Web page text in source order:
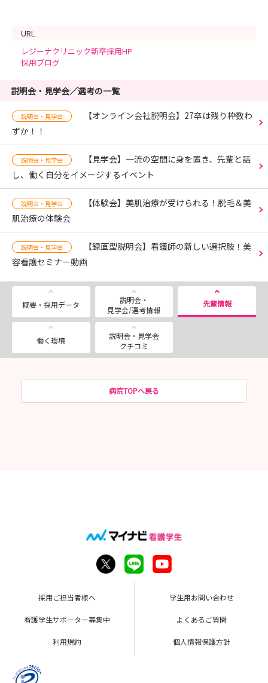
URL
レジーナクリニック新卒採用HP
採用ブログ
説明会・見学会／選考の一覧
説明会・見学会
【オンライン会社説明会】27卒は残り枠数わ
ずか！！
説明会・見学会
【見学会】一流の空間に身を置き、先輩と話
し、働く自分をイメージするイベント
説明会・見学会
【体験会】美肌治療が受けられる！脱毛＆美
肌治療の体験会
説明会・見学会
【録画型説明会】看護師の新しい選択肢！美
容看護セミナー動画
概要・採用データ
説明会・
見学会/選考情報
先輩情報
働く環境
説明会・見学会
クチコミ
病院TOPへ戻る
採用ご担当者様へ 学生用お問い合わせ
看護学生サポーター募集中 よくあるご質問
利用規約 個人情報保護方針